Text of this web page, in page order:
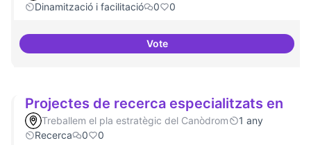
Dinamització i facilitació
0 0
VoteProtocol de rebuda de
Projectes de recerca especialitzats en
Treballem el pla estratègic del Canòdrom
1 any
Recerca
0 0